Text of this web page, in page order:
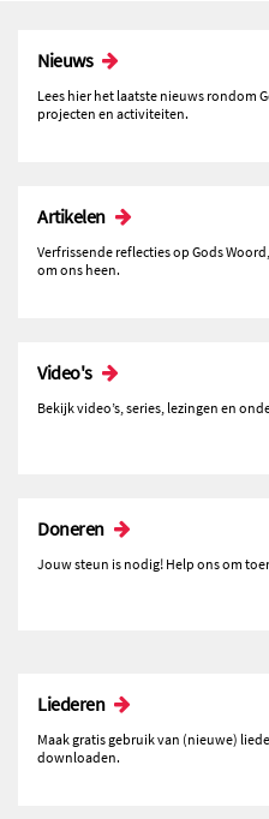
Nieuws
Lees hier het laatste nieuws rondom
projecten en activiteiten.
Artikelen
Verfrissende reflecties op Gods
om ons heen.
Video's
Bekijk video’s, series, lezingen en
Doneren
Jouw steun is nodig! Help ons om
Liederen
Maak gratis gebruik van (nieuwe)
downloaden.